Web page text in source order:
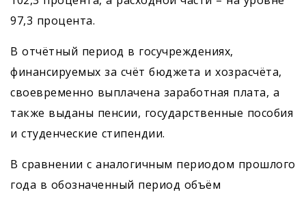
97,3 процента.
В отчётный период в госучреждениях,
финансируемых за счёт бюджета и хозрасчёта,
своевременно выплачена заработная плата, а
также выданы пенсии, государственные пособия
и студенческие стипендии.
В сравнении с аналогичным периодом прошлого
года в обозначенный период объём